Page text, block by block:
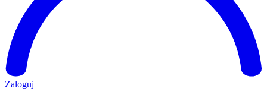
Zaloguj